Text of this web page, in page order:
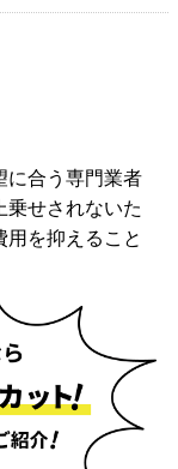
に合う専門業者
せされないた
を抑えること